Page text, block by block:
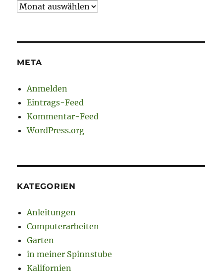
Archiv
META
Anmelden
Eintrags-Feed
Kommentar-Feed
WordPress.org
KATEGORIEN
Anleitungen
Computerarbeiten
Garten
in meiner Spinnstube
Kalifornien